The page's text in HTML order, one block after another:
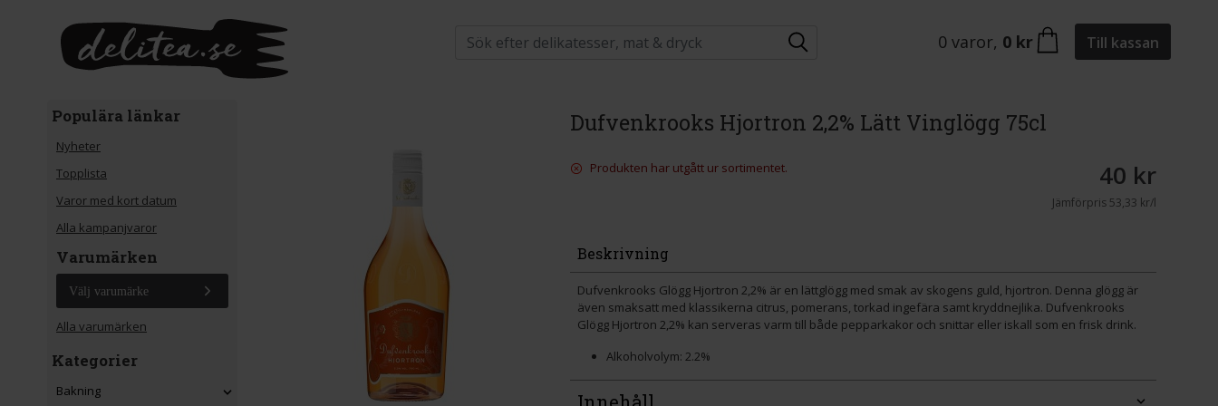
0 varor, 0 kr Till kassan
Populära länkar
Nyheter
Topplista
Varor med kort datum
Alla kampanjvaror
Varumärken
Välj varumärke
Alla varumärken
Kategorier
Bakning
Dufvenkrooks Hjortron 2,2% Lätt Vinglögg 75cl
Produkten har utgått ur sortimentet. 40 kr
Jämförpris53,33 kr/l
Beskrivning
Dufvenkrooks Glögg Hjortron 2,2% är en lättglögg med smak av skogens guld, hjortron. Denna glögg är
även smaksatt med klassikerna citrus, pomerans, torkad ingefära samt kryddnejlika. Dufvenkrooks
Glögg Hjortron 2,2% kan serveras varm till både pepparkakor och snittar eller iskall som en frisk drink.
Alkoholvolym: 2.2%